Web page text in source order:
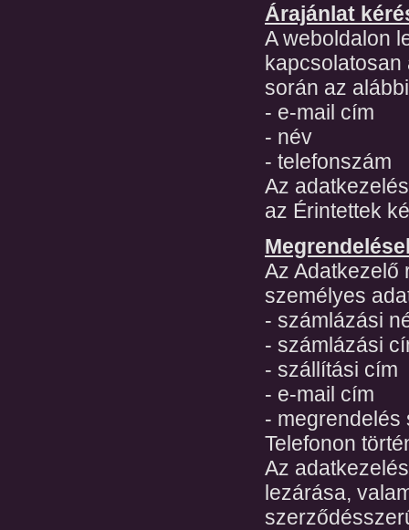
Árajánlat
A weboldalon
kapcsolatosan
során az
- e-mail cím
- név
- telefonszám
Az
az Érintettek
Az Adatkezelő
személyes
- számlázási
- számlázási
- szállítási cím
- e-mail cím
- megrendelés
Telefonon
Az
lezárása,